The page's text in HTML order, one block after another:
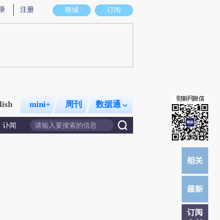
商城 订阅
注册
mini+ 周刊 数据通
讣闻
订阅